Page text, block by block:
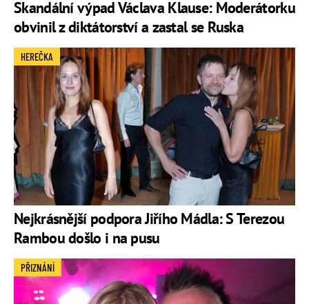
Skandální výpad Václava Klause: Moderátorku
obvinil z diktátorství a zastal se Ruska
Nejkrásnější podpora Jiřího Mádla: S Terezou
Rambou došlo i na pusu
HEREČKA
PŘIZNÁNÍ